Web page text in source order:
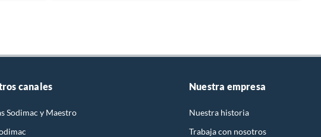
canales
Sodimac y Maestro
Nuestra empresa
Nuestra historia
Trabaja con nosotros